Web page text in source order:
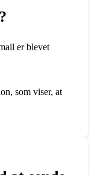
er blevet
som viser, at